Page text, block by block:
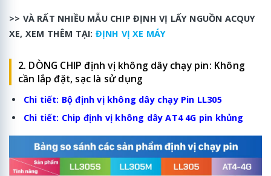
>> VÀ RẤT NHIỀU MẪU CHIP ĐỊNH VỊ LẤY NGUỒN ACQUY
XE, XEM THÊM TẠI: ĐỊNH VỊ XE MÁY
2. DÒNG CHIP định vị không dây chạy pin: Không
cần lắp đặt, sạc là sử dụng
Chi tiết: Bộ định vị không dây chạy Pin LL305
Chi tiết: Chip định vị không dây AT4 4G pin khủng